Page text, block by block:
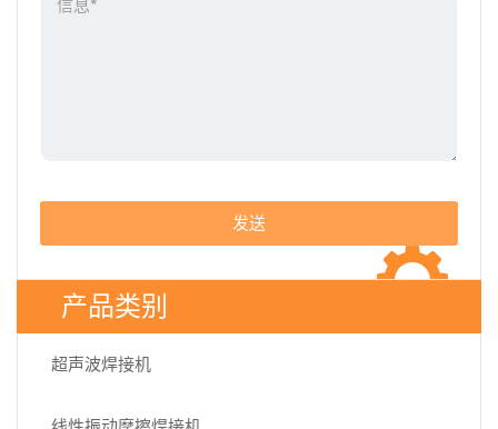
产品类别
超声波焊接机
发送